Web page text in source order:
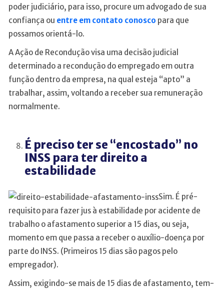
poder judiciário, para isso, procure um advogado de sua
confiança ou entre em contato conosco para que
possamos orientá-lo.
A Ação de Recondução visa uma decisão judicial
determinado a recondução do empregado em outra
função dentro da empresa, na qual esteja “apto” a
trabalhar, assim, voltando a receber sua remuneração
normalmente.
É preciso ter se “encostado” no
INSS para ter direito a
estabilidade
Sim. É pré-
requisito para fazer jus à estabilidade por acidente de
trabalho o afastamento superior a 15 dias, ou seja,
momento em que passa a receber o auxílio-doença por
parte do INSS. (Primeiros 15 dias são pagos pelo
empregador).
Assim, exigindo-se mais de 15 dias de afastamento, tem-